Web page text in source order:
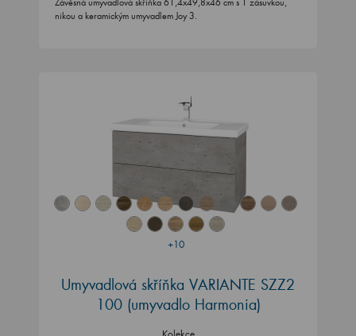
Závěsná umyvadlová skříňka 61,4x49,8x46 cm s 1 zásuvkou,
nikou a keramickým umyvadlem Joy 3.
+10
Umyvadlová skříňka VARIANTE SZZ2
100 (umyvadlo Harmonia)